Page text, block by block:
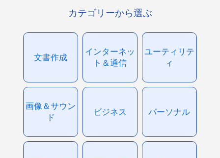
カテゴリーから選ぶ
文書作成
インターネッ
ト＆通信
ユーティリテ
ィ
画像＆サウン
ド
ビジネス パーソナル